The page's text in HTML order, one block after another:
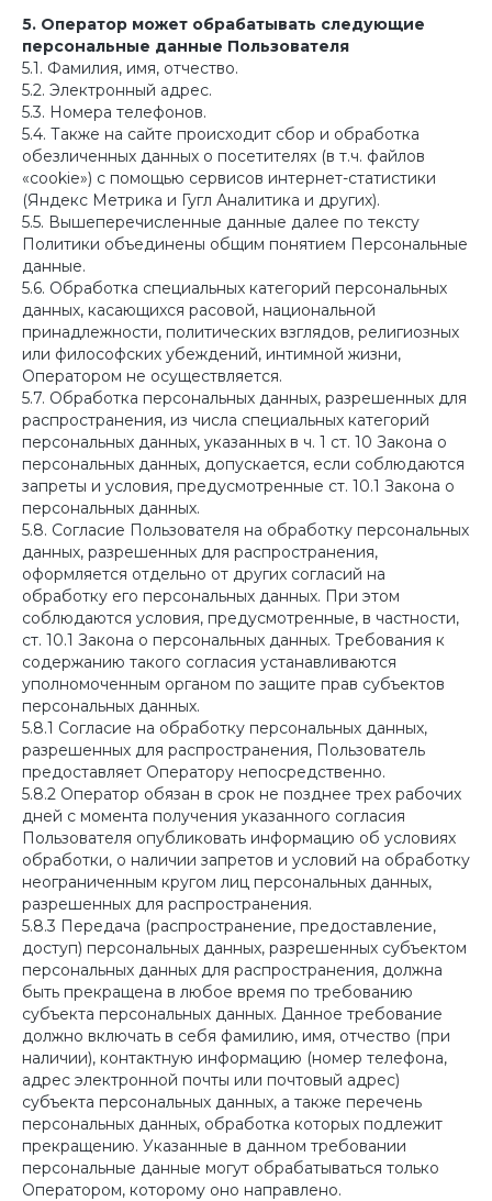
5. Оператор может обрабатывать следующие
персональные данные Пользователя
5.1. Фамилия, имя, отчество.
5.2. Электронный адрес.
5.3. Номера телефонов.
5.4. Также на сайте происходит сбор и обработка
обезличенных данных о посетителях (в т.ч. файлов
«cookie») с помощью сервисов интернет-статистики
(Яндекс Метрика и Гугл Аналитика и других).
5.5. Вышеперечисленные данные далее по тексту
Политики объединены общим понятием Персональные
данные.
5.6. Обработка специальных категорий персональных
данных, касающихся расовой, национальной
принадлежности, политических взглядов, религиозных
или философских убеждений, интимной жизни,
Оператором не осуществляется.
5.7. Обработка персональных данных, разрешенных для
распространения, из числа специальных категорий
персональных данных, указанных в ч. 1 ст. 10 Закона о
персональных данных, допускается, если соблюдаются
запреты и условия, предусмотренные ст. 10.1 Закона о
персональных данных.
5.8. Согласие Пользователя на обработку персональных
данных, разрешенных для распространения,
оформляется отдельно от других согласий на
обработку его персональных данных. При этом
соблюдаются условия, предусмотренные, в частности,
ст. 10.1 Закона о персональных данных. Требования к
содержанию такого согласия устанавливаются
уполномоченным органом по защите прав субъектов
персональных данных.
5.8.1 Согласие на обработку персональных данных,
разрешенных для распространения, Пользователь
предоставляет Оператору непосредственно.
5.8.2 Оператор обязан в срок не позднее трех рабочих
дней с момента получения указанного согласия
Пользователя опубликовать информацию об условиях
обработки, о наличии запретов и условий на обработку
неограниченным кругом лиц персональных данных,
разрешенных для распространения.
5.8.3 Передача (распространение, предоставление,
доступ) персональных данных, разрешенных субъектом
персональных данных для распространения, должна
быть прекращена в любое время по требованию
субъекта персональных данных. Данное требование
должно включать в себя фамилию, имя, отчество (при
наличии), контактную информацию (номер телефона,
адрес электронной почты или почтовый адрес)
субъекта персональных данных, а также перечень
персональных данных, обработка которых подлежит
прекращению. Указанные в данном требовании
персональные данные могут обрабатываться только
Оператором, которому оно направлено.